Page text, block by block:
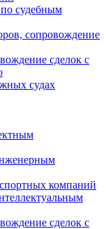
судебным
сопровождение
сделок с
судах
компаний
сделок с